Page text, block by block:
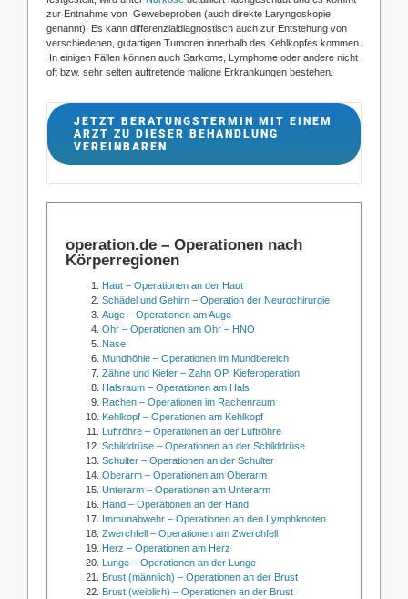
zur Entnahme von Gewebeproben (auch direkte Laryngoskopie
genannt). Es kann differenzialdiagnostisch auch zur Entstehung von
verschiedenen, gutartigen Tumoren innerhalb des Kehlkopfes kommen.
In einigen Fällen können auch Sarkome, Lymphome oder andere nicht
oft bzw. sehr selten auftretende maligne Erkrankungen bestehen.
JETZT BERATUNGSTERMIN MIT EINEM
ARZT ZU DIESER BEHANDLUNG
VEREINBAREN
operation.de – Operationen nach
Körperregionen
Haut – Operationen an der Haut
Schädel und Gehirn – Operation der Neurochirurgie
Auge – Operationen am Auge
Ohr – Operationen am Ohr – HNO
Nase
Mundhöhle – Operationen im Mundbereich
Zähne und Kiefer – Zahn OP, Kieferoperation
Halsraum – Operationen am Hals
Rachen – Operationen im Rachenraum
Kehlkopf – Operationen am Kehlkopf
Luftröhre – Operationen an der Luftröhre
Schilddrüse – Operationen an der Schilddrüse
Schulter – Operationen an der Schulter
Oberarm – Operationen am Oberarm
Unterarm – Operationen am Unterarm
Hand – Operationen an der Hand
Immunabwehr – Operationen an den Lymphknoten
Zwerchfell – Operationen am Zwerchfell
Herz – Operationen am Herz
Lunge – Operationen an der Lunge
Brust (männlich) – Operationen an der Brust
Brust (weiblich) – Operationen an der Brust